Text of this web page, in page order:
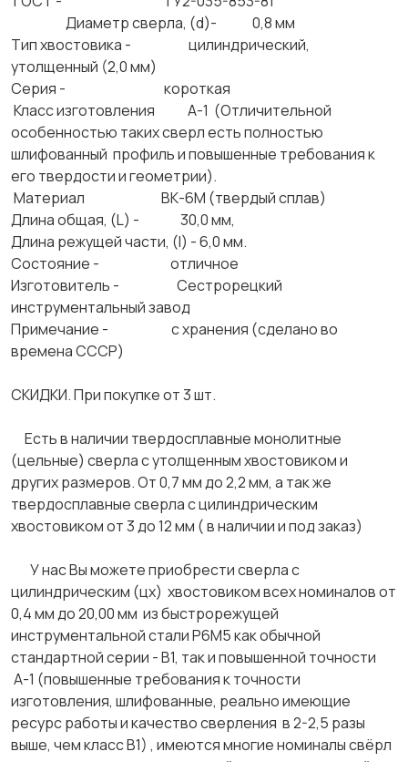
Диаметр сверла, (d)- 0,8 мм
Тип хвостовика - цилиндрический,
утолщенный (2,0 мм)
Серия - короткая
Класс изготовления А-1 (Отличительной
особенностью таких сверл есть полностью
шлифованный профиль и повышенные требования к
его твердости и геометрии).
Материал ВК-6М (твердый сплав)
Длина общая, (L) - 30,0 мм,
Длина режущей части, (l) - 6,0 мм.
Состояние - отличное
Изготовитель - Сестрорецкий
инструментальный завод
Примечание - с хранения (сделано во
времена СССР)
СКИДКИ. При покупке от 3 шт.
Есть в наличии твердосплавные монолитные
(цельные) сверла с утолщенным хвостовиком и
других размеров. От 0,7 мм до 2,2 мм, а так же
твердосплавные сверла с цилиндрическим
хвостовиком от 3 до 12 мм ( в наличии и под заказ)
У нас Вы можете приобрести сверла с
цилиндрическим (цх) хвостовиком всех номиналов от
0,4 мм до 20,00 мм из быстрорежущей
инструментальной стали Р6М5 как обычной
стандартной серии - В1, так и повышенной точности
А-1 (повышенные требования к точности
изготовления, шлифованные, реально имеющие
ресурс работы и качество сверления в 2-2,5 разы
выше, чем класс В1) , имеются многие номиналы свёрл